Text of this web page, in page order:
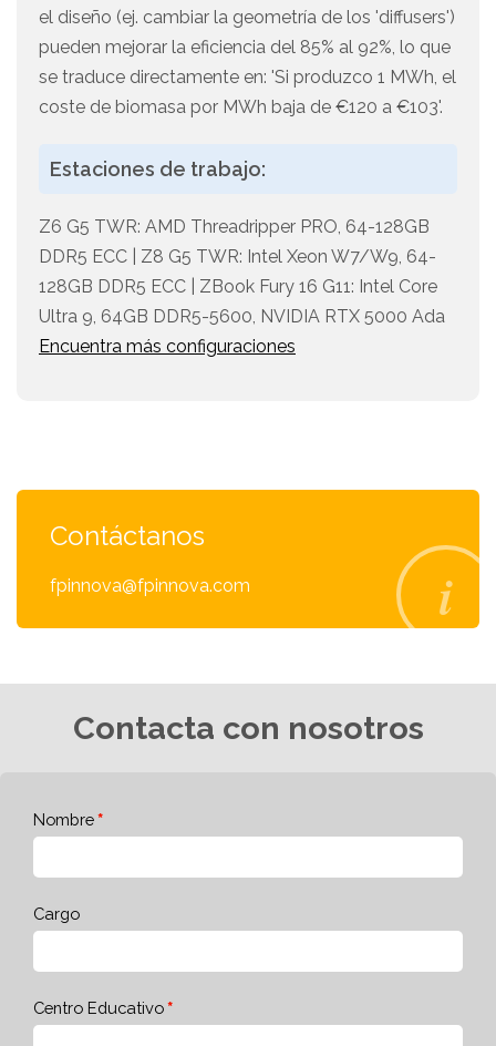
el diseño (ej. cambiar la geometría de los 'diffusers')
pueden mejorar la eficiencia del 85% al 92%, lo que
se traduce directamente en: 'Si produzco 1 MWh, el
coste de biomasa por MWh baja de €120 a €103'.
Estaciones de trabajo:
Z6 G5 TWR: AMD Threadripper PRO, 64-128GB
DDR5 ECC | Z8 G5 TWR: Intel Xeon W7/W9, 64-
128GB DDR5 ECC | ZBook Fury 16 G11: Intel Core
Ultra 9, 64GB DDR5-5600, NVIDIA RTX 5000 Ada
Encuentra más configuraciones
Contáctanos
fpinnova@fpinnova.com
Contacta con nosotros
Nombre
Cargo
Centro Educativo